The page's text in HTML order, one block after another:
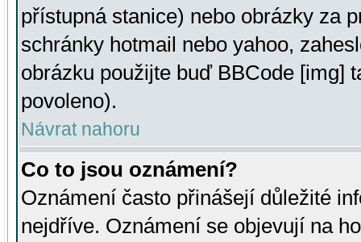
přístupná stanice) nebo obrázky za
schránky hotmail nebo yahoo,
obrázku použijte buď BBCode [img]
povoleno).
Návrat nahoru
Co to jsou oznámení?
Oznámení často přinášejí důležité
nejdříve. Oznámení se objevují na